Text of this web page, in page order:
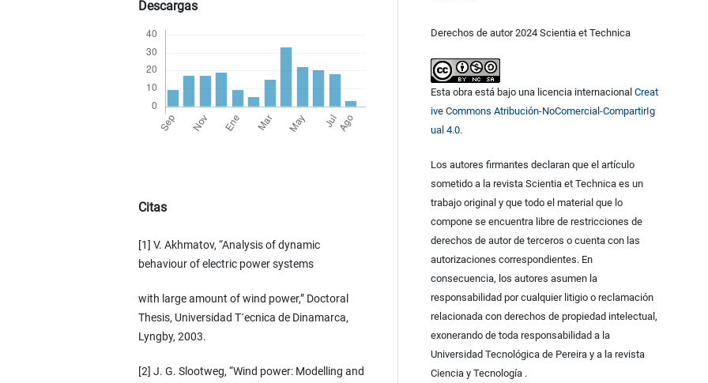
Descargas
Citas
[1] V. Akhmatov, “Analysis of dynamic
behaviour of electric power systems
with large amount of wind power,” Doctoral
Thesis, Universidad T´ecnica de Dinamarca,
Lyngby, 2003.
[2] J. G. Slootweg, “Wind power: Modelling and
Derechos de autor 2024 Scientia et Technica
Esta obra está bajo una licencia internacional Creat
ive Commons Atribución-NoComercial-CompartirIg
ual 4.0.
Los autores firmantes declaran que el artículo
sometido a la revista Scientia et Technica es un
trabajo original y que todo el material que lo
compone se encuentra libre de restricciones de
derechos de autor de terceros o cuenta con las
autorizaciones correspondientes. En
consecuencia, los autores asumen la
responsabilidad por cualquier litigio o reclamación
relacionada con derechos de propiedad intelectual,
exonerando de toda responsabilidad a la
Universidad Tecnológica de Pereira y a la revista
Ciencia y Tecnología .